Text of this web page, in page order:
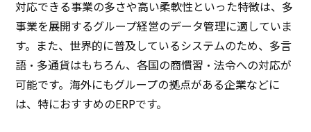
対応できる事業の多さや高い柔軟性といった特徴は、多
事業を展開するグループ経営のデータ管理に適していま
す。また、世界的に普及しているシステムのため、多言
語・多通貨はもちろん、各国の商慣習・法令への対応が
可能です。海外にもグループの拠点がある企業などに
は、特におすすめのERPです。